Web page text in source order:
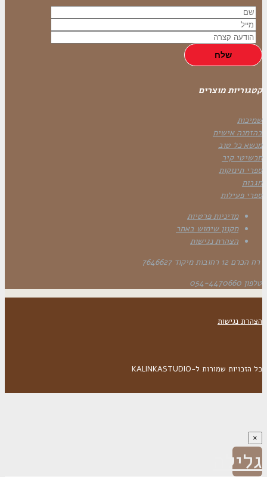
קטגוריות מוצרים
שמיכות
בהזמנה אישית
מנשא כל טוב
תכשיטי קיר
ספרי תינוקות
מגבות
ספרי פעילות
מדיניות פרטיות
תקנון שימוש באתר
הצהרת נגישות
רח הכרם 12 רחובות מיקוד 7646627
טלפון 054-4470660
הצהרת נגישות
כל הזכויות שמורות ל-KALINKASTUDIO
×
גלילה